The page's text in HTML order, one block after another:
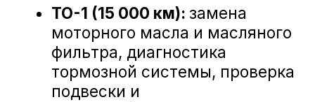
Замена жидкости ГУР Honda Crosstour
Замена рулевой тяги Honda Crosstour